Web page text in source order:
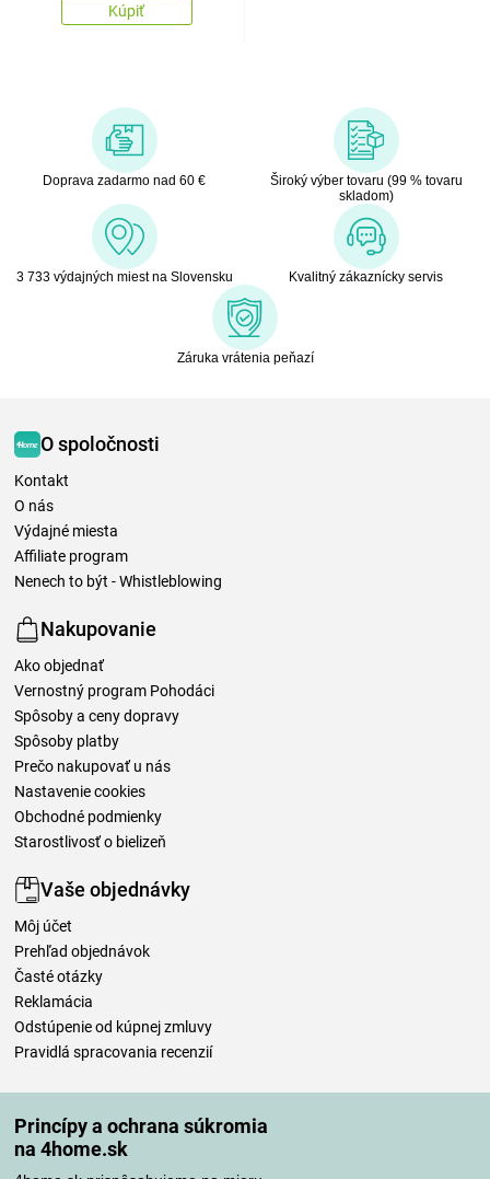
Princípy a ochrana súkromia
na 4home.sk
Kúpiť
Doprava zadarmo nad 60 €
Široký výber tovaru (99 % tovaru
skladom)
3 733 výdajných miest na Slovensku Kvalitný zákaznícky servis
Záruka vrátenia peňazí
O spoločnosti
Kontakt
O nás
Výdajné miesta
Affiliate program
Nenech to být - Whistleblowing
Nakupovanie
Ako objednať
Vernostný program Pohodáci
Spôsoby a ceny dopravy
Spôsoby platby
Prečo nakupovať u nás
Nastavenie cookies
Obchodné podmienky
Starostlivosť o bielizeň
Vaše objednávky
Môj účet
Prehľad objednávok
Časté otázky
Reklamácia
Odstúpenie od kúpnej zmluvy
Pravidlá spracovania recenzií